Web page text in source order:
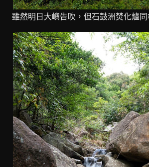
雖然明日大嶼告吹，但石鼓洲焚化爐